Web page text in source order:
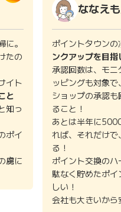
。
たの
イト
と
知っ
ポイ
虜に
ななえ
ポイントタウンの
ンクアップを目指
承認回数は、モニ
ッピングも対象
ショップの承認
ること！
あとは半年に
れば、それだけ
る！
ポイント交換の
駄なく貯めたポ
しい！
会社も大きいから